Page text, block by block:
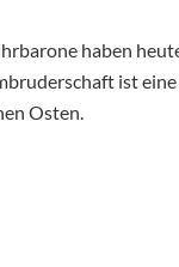
haben
ist eine
Osten.